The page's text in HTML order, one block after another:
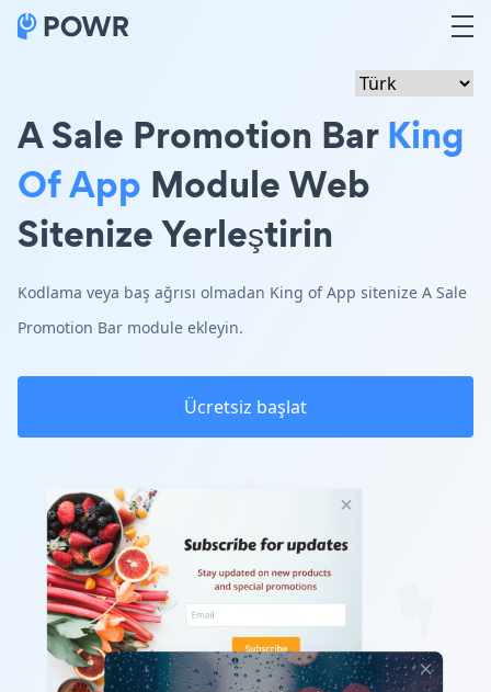
A Sale Promotion BarKing
Of App Module Web
Sitenize Yerleştirin
Kodlama veya baş ağrısı olmadan King of App sitenize A Sale
Promotion Bar module ekleyin.
Ücretsiz başlat